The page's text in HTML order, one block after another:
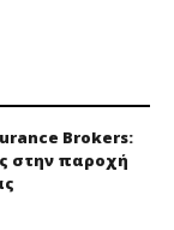
Brokers:
στην παροχή